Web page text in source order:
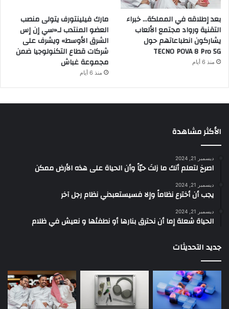
بعد إطلاقه في المملكة… خبراء
التقنية ورواد مجتمع الألعاب
يشاركون انطباعاتهم حول
TECNO POVA 8 Pro 5G
منذ 6 أيام
مارك فيلينتورف يتولى منصب
العضو المنتدب لـ«سي إن إس
الشرق الأوسط» ويشرف على
شركات قطاع التكنولوجيا ضمن
مجموعة غباش
منذ 6 أيام
الأكثر مشاهدة
ديسمبر 21, 2024
‫اصرخ لتعلم أنك ما زلتَ حيّاً وأن الحياة على هذه الأرض ممكن
ديسمبر 21, 2024
يجب أن أخترع نظاماً وإلا فسيستعبدني نظام رجل آخر
ديسمبر 21, 2024
الحياة شعلة إما أن نحترق بنارها أو نطفئها و نعيش في ظلام
جديد التحديثات